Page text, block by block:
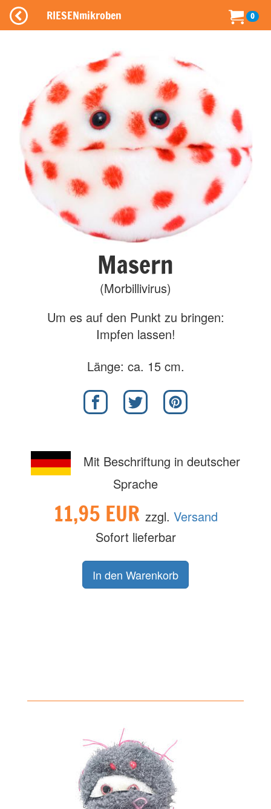
RIESENmikroben 0
Masern
(Morbillivirus)
Um es auf den Punkt zu bringen:
Impfen lassen!
Länge: ca. 15 cm.
Mit Beschriftung in deutscher
Sprache
11,95 EUR zzgl. Versand
Sofort lieferbar